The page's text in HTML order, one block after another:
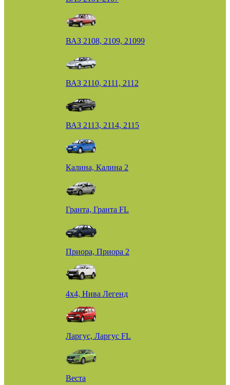
ВАЗ 2108, 2109, 21099
ВАЗ 2110, 2111, 2112
ВАЗ 2113, 2114, 2115
Калина, Калина 2
Гранта, Гранта FL
Приора, Приора 2
4х4, Нива Легенд
Ларгус, Ларгус FL
Веста